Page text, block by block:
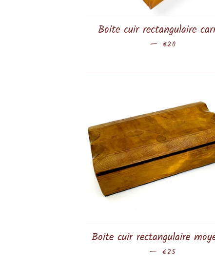
Boite cuir rectangulaire
— Prix régulier
€20
Boite cuir rectangulaire
— Prix régulier
€25